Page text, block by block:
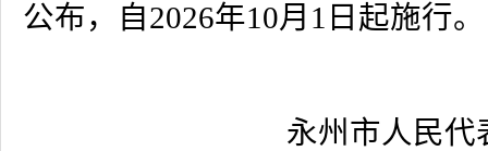
公布，自2026年10月1日起施行。
永州市人民代